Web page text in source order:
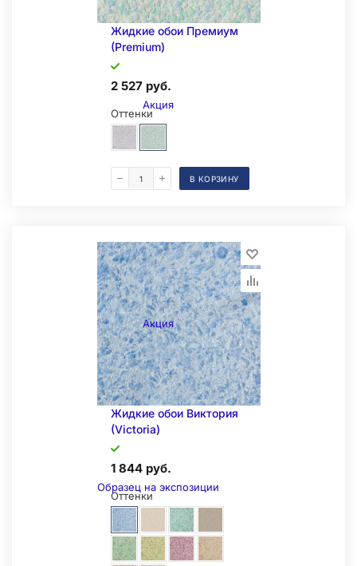
Акция
Образец на экспозиции
Складская позиция
Жидкие обои Премиум
(Premium)
2 527 руб.
Оттенки
В КОРЗИНУ
Акция
Образец на экспозиции
Жидкие обои Виктория
(Victoria)
1 844 руб.
Оттенки